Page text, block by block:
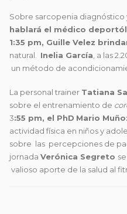
Sobre sarcopenia diagnóstico
hablará el médico
1:35 pm, Guille Velez
natural. Inelia García , a las
un método de
La personal trainer Tatiana
sobre el entrenamiento de
3:55 pm, el PhD Mario
actividad física en niños y
sobre las percepciones de
jornada Verónica Segreto
valioso aporte de la salud al